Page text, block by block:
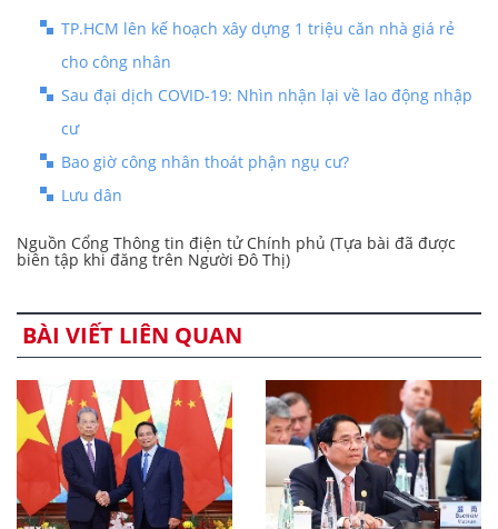
TP.HCM lên kế hoạch xây dựng 1 triệu căn nhà giá rẻ
cho công nhân
Sau đại dịch COVID-19: Nhìn nhận lại về lao động nhập
cư
Bao giờ công nhân thoát phận ngụ cư?
Lưu dân
Nguồn Cổng Thông tin điện tử Chính phủ (Tựa bài đã được
biên tập khi đăng trên Người Đô Thị)
BÀI VIẾT LIÊN QUAN